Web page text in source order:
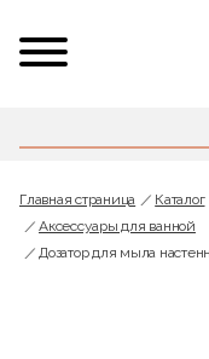
Главная страница Каталог
Аксессуары для ванной
Дозатор для мыла